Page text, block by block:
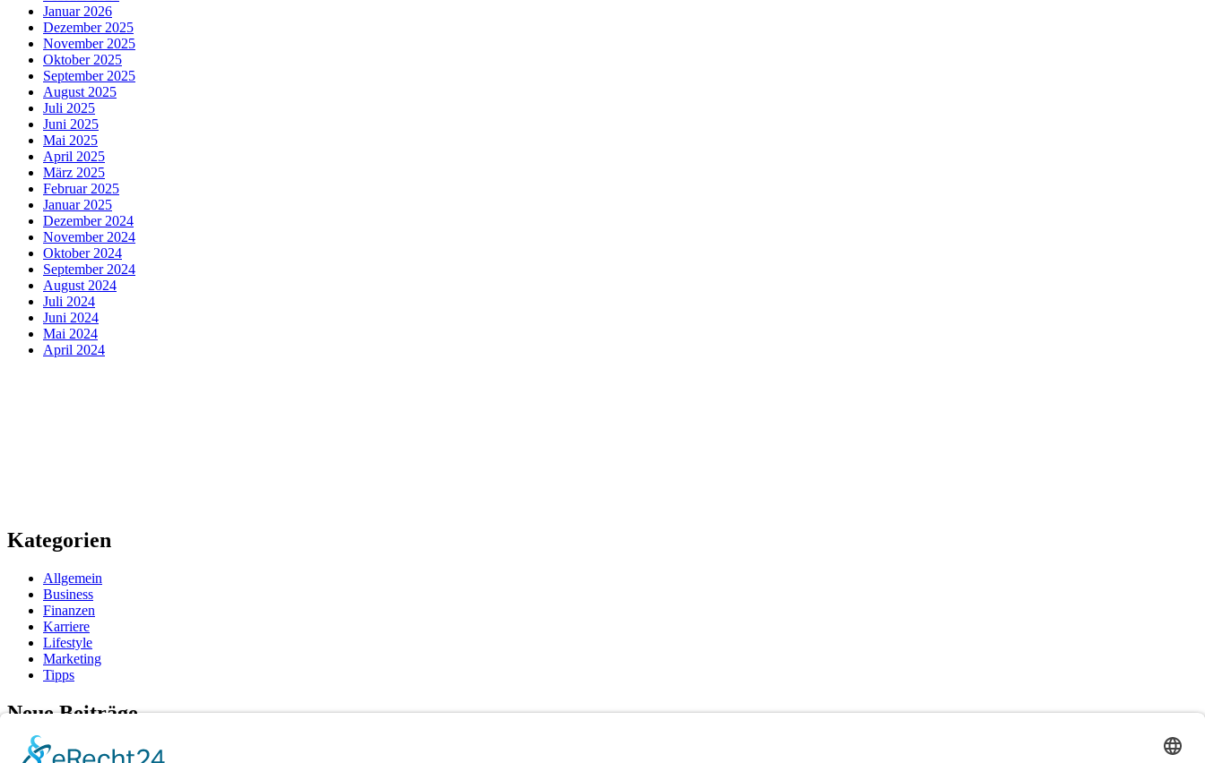
Januar 2026
Dezember 2025
November 2025
Oktober 2025
September 2025
August 2025
Juli 2025
Juni 2025
Mai 2025
April 2025
März 2025
Februar 2025
Januar 2025
Dezember 2024
November 2024
Oktober 2024
September 2024
August 2024
Juli 2024
Juni 2024
Mai 2024
April 2024
Kategorien
Allgemein
Business
Finanzen
Karriere
Lifestyle
Marketing
Tipps
Neue Beiträge
Exportprozesse neu gedacht: Wenn digitale Lösungen Fehlerquellen eliminieren und Zeit sparen